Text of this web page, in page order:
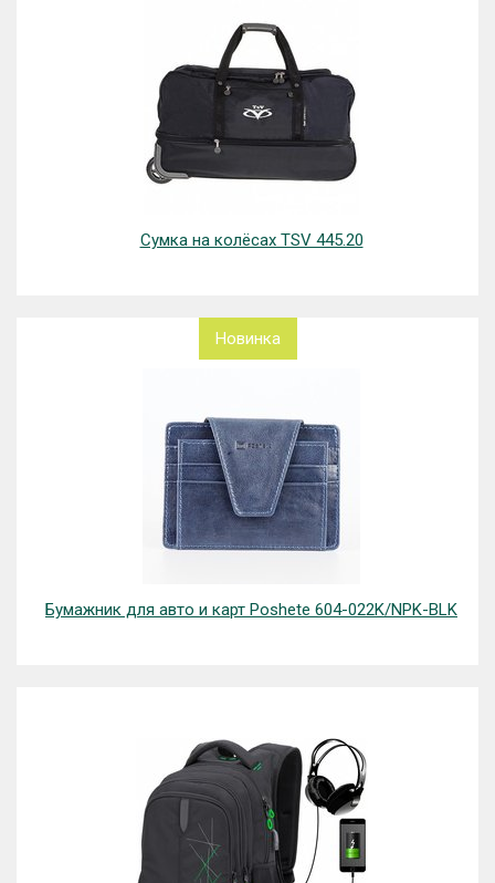
Сумка на колёсах TSV 445.20
Новинка
Бумажник для авто и карт Poshete 604-022K/NPK-BLK